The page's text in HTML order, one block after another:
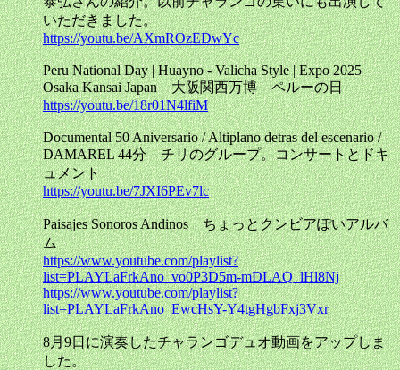
いただきました。
https://youtu.be/AXmROzEDwYc
Peru National Day | Huayno - Valicha Style | Expo 2025
Osaka Kansai Japan 大阪関西万博 ペルーの日
https://youtu.be/18r01N4lfiM
Documental 50 Aniversario / Altiplano detras del escenario /
DAMAREL 44分 チリのグループ。コンサートとドキ
ュメント
https://youtu.be/7JXI6PEv7lc
Paisajes Sonoros Andinos ちょっとクンビアぽいアルバ
ム
https://www.youtube.com/playlist?
list=PLAYLaFrkAno_vo0P3D5m-mDLAQ_lHl8Nj
https://www.youtube.com/playlist?
list=PLAYLaFrkAno_EwcHsY-Y4tgHgbFxj3Vxr
8月9日に演奏したチャランゴデュオ動画をアップしま
した。